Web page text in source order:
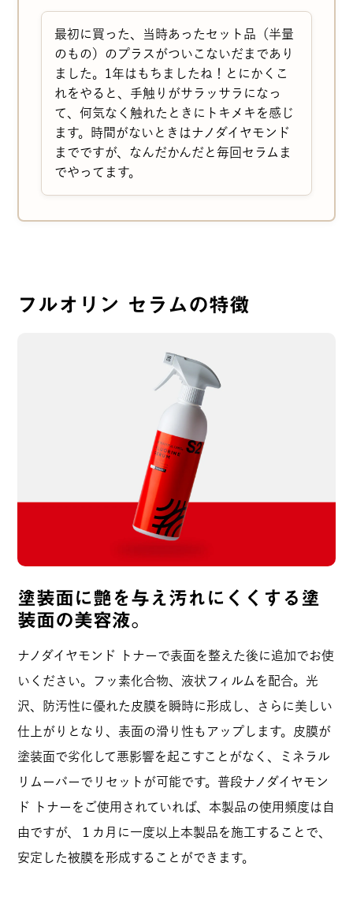
最初に買った、当時あったセット品（半量
のもの）のプラスがついこないだまであり
ました。1年はもちましたね！とにかくこ
れをやると、手触りがサラッサラになっ
て、何気なく触れたときにトキメキを感じ
ます。時間がないときはナノダイヤモンド
までですが、なんだかんだと毎回セラムま
でやってます。
施工も簡単なのも良いです。
１本の価格は安くないですが、1回の使用
量が少ないのでなかなか減らないのでコス
購入者
男性
2025/04/14
けては物足りない時に使っていましたが、
最近では皆さんの感想やYoutube動画から
必ず使うようになりました。よりクルマに
艶が出るしより汚れにくくなるので購入し
塗布面積が大きくて問題ないため、中々減
らず、コスパも相当いいと思います。私
は、実はまだ旧パッケージのものを使い切
れてません。
すべてのレビューを見る
フルオリン セラムの特徴
塗装面に艶を与え汚れにくくする塗
装面の美容液。
ナノダイヤモンド トナーで表面を整えた後に追加でお使
いください。フッ素化合物、液状フィルムを配合。光
沢、防汚性に優れた皮膜を瞬時に形成し、さらに美しい
仕上がりとなり、表面の滑り性もアップします。皮膜が
塗装面で劣化して悪影響を起こすことがなく、ミネラル
リムーバーでリセットが可能です。普段ナノダイヤモン
ド トナーをご使用されていれば、本製品の使用頻度は自
由ですが、１カ月に一度以上本製品を施工することで、
安定した被膜を形成することができます。